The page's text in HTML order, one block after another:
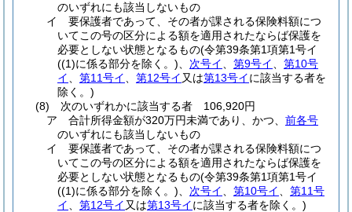
のいずれにも該当しないもの
イ
要保護者であって、その者が課される保険料額につ
いてこの号の区分による額を適用されたならば保護を
必要としない状態となるもの(令第39条第1項第1号イ
((1)に係る部分を除く。) 次号イ 第9号イ
第10号
イ
第11号イ 第12号イ 又は第13号イに該当する者を
除く。)
(8)
次のいずれかに該当する者 106,920円
ア
合計所得金額が320万円未満であり、かつ、 前各号
のいずれにも該当しないもの
イ
要保護者であって、その者が課される保険料額につ
いてこの号の区分による額を適用されたならば保護を
必要としない状態となるもの(令第39条第1項第1号イ
((1)に係る部分を除く。) 次号イ 第10号イ
第11号
イ
第12号イ 又は第13号イに該当する者を除く。)